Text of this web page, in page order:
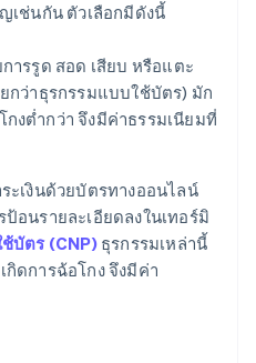
เช่นกัน ตัวเลือกมีดังนี้
ารรูด สอด เสียบ หรือแตะ
กว่าธุรกรรมแบบใช้บัตร) มัก
งต่ำกว่า จึงมีค่าธรรมเนียมที่
ะเงินด้วยบัตรทางออนไลน์
อนรายละเอียดลงในเทอร์มิ
บัตร (CNP)ธุรกรรมเหล่านี้
ดการฉ้อโกง จึงมีค่า